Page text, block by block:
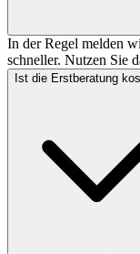
In der Regel melden
schneller. Nutzen Sie
Ist die Erstberatung